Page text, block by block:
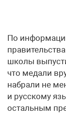
По
школы
что медали
набрали не
и русскому
остальным